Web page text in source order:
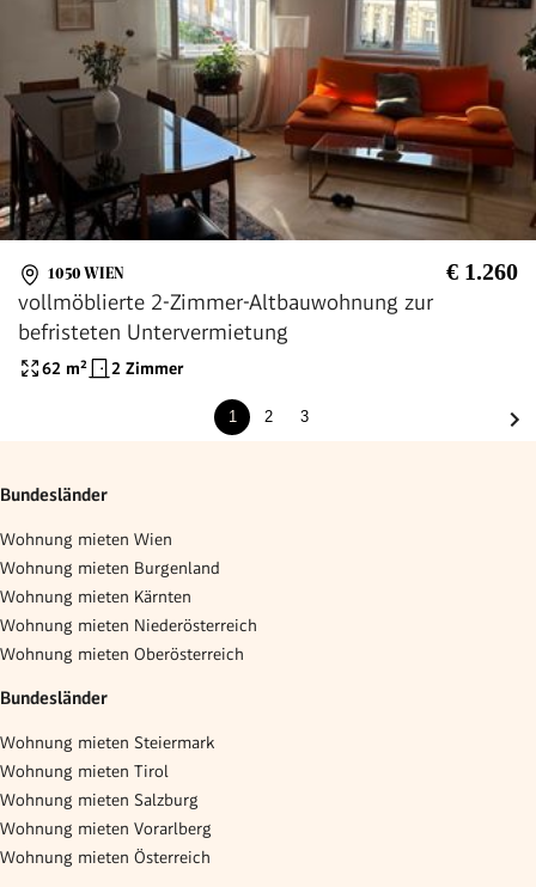
1050 WIEN € 1.260
vollmöblierte 2-Zimmer-Altbauwohnung zur
befristeten Untervermietung
62 m² 2 Zimmer
1 2 3
Bundesländer
Wohnung mieten Wien
Wohnung mieten Burgenland
Wohnung mieten Kärnten
Wohnung mieten Niederösterreich
Wohnung mieten Oberösterreich
Bundesländer
Wohnung mieten Steiermark
Wohnung mieten Tirol
Wohnung mieten Salzburg
Wohnung mieten Vorarlberg
Wohnung mieten Österreich